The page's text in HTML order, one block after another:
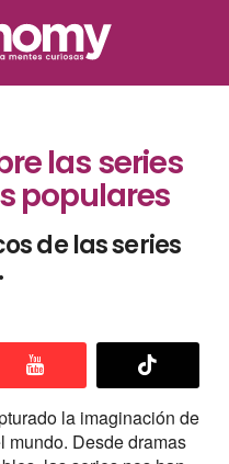
las series
populares
de las series
la imaginación de
mundo. Desde dramas